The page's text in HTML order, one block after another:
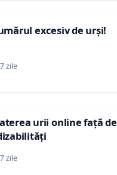
excesiv de urși!
zile
urii online față de
zile